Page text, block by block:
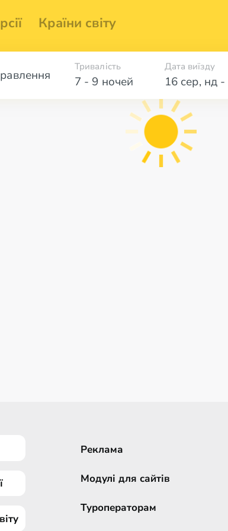
Країни світу
7 - 9 ночей
Тривалість Дата виїзду
16 сер, нд-
Реклама
Модулі для сайтів
Туроператорам